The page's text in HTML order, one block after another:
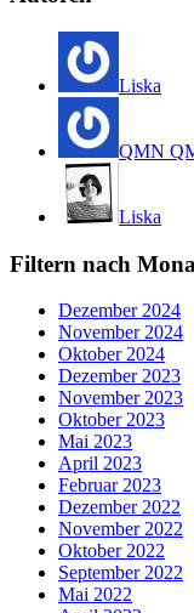
Liska
QMN
Liska
Filtern nach
Dezember 2024
November 2024
Oktober 2024
Dezember 2023
November 2023
Oktober 2023
Mai 2023
April 2023
Februar 2023
Dezember 2022
November 2022
Oktober 2022
September 2022
Mai 2022